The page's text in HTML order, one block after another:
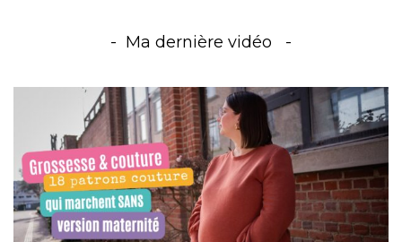
Ma dernière vidéo